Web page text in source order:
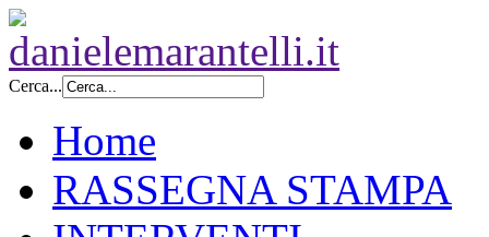
Cerca...
Home
RASSEGNA STAMPA